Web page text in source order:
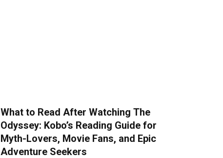
What to Read After Watching The
Odyssey: Kobo’s Reading Guide for
Myth-Lovers, Movie Fans, and Epic
Adventure Seekers